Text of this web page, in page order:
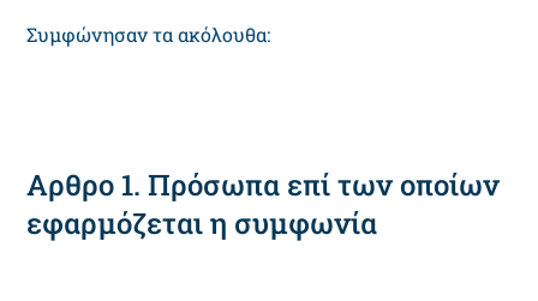
Συμφώνησαν τα ακόλουθα:
Αρθρο 1. Πρόσωπα επί των οποίων
εφαρμόζεται η συμφωνία